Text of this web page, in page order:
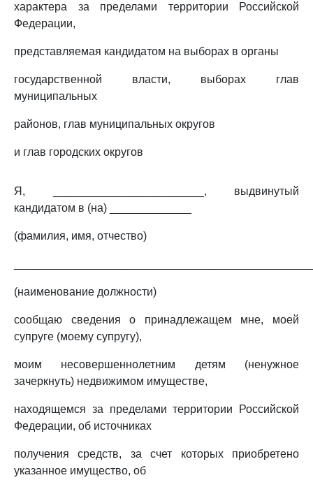
характера за пределами территории Российской
Федерации,
представляемая кандидатом на выборах в органы
государственной власти, выборах глав
муниципальных
районов, глав муниципальных округов
и глав городских округов
Я, ________________________, выдвинутый
кандидатом в (на) _____________
(фамилия, имя, отчество)
(наименование должности)
сообщаю сведения о принадлежащем мне, моей
супруге (моему супругу),
моим несовершеннолетним детям (ненужное
зачеркнуть) недвижимом имуществе,
находящемся за пределами территории Российской
Федерации, об источниках
получения средств, за счет которых приобретено
указанное имущество, об